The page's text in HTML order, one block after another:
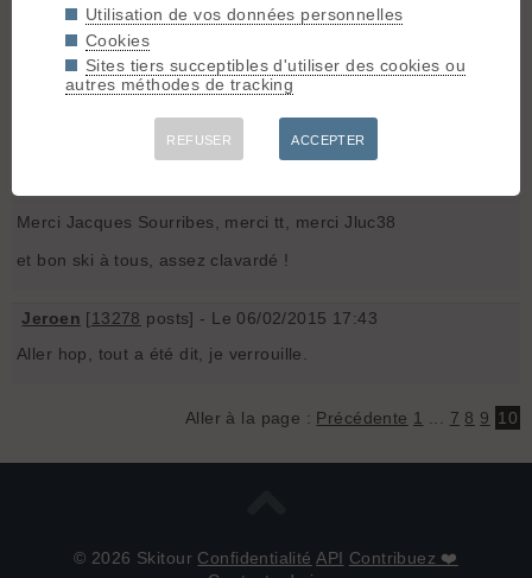
Bof, pour avoir vécu un accident (et encore, pas eu besoin du
PGHM) tu ne rigoles pas vraiment, tu as plutôt honte de tes
mauvais choix, et tu as plutôt envie de te cacher, ca te donne
une bonne leçon d'humilité.
Merci Jacques Sourribes, merci tt, merci Jluc38
et bon ski à tous, assez clavardé !
Jeroen [13278 posts] - Le 06/02/2015 17:43
Aller hop, tout a été dit, je verrouille.
Aller à la page : Précédente 1 7 8 9 10
© 2026 Skitour Confidentialité API Contribuez ❤️
Utilisation de vos données personnelles
Cookies
Sites tiers succeptibles d'utiliser des cookies ou
autres méthodes de tracking
REFUSER ACCEPTER